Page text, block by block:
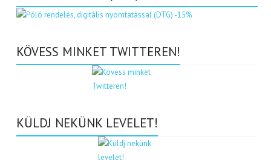
KÖVESS MINKET TWITTEREN!
KÜLDJ NEKÜNK LEVELET!